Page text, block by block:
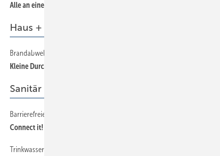
Alle an einen Tisch
Haus + Gebäudetechnik
Brandabwehr im Flachdach
Kleine Durchdringungen nicht unterschätzen!
Sanitär
Barrierefreie Dusche im Bestand
Connect it!
Trinkwassergüte in der Hausinstallation erhalten – SBZ-Serie, Teil 1